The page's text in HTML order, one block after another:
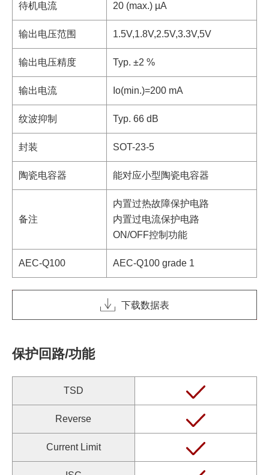
待机电流 20 (max.) µA
输出电压范围 1.5V,1.8V,2.5V,3.3V,5V
输出电压精度 Typ. ±2 %
输出电流 Io(min.)=200 mA
纹波抑制 Typ. 66 dB
封装 SOT-23-5
陶瓷电容器 能对应小型陶瓷电容器
备注
内置过热故障保护电路
内置过电流保护电路
ON/OFF控制功能
AEC-Q100 AEC-Q100 grade 1
下载数据表
保护回路/功能
TSD
Reverse
Current Limit